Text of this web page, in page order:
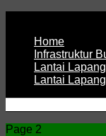
Home
Infrastruktur
Lantai
Lantai
ENLIO INDONESIA
Menyediakan
Page 2